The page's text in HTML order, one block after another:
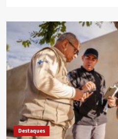
Destaques